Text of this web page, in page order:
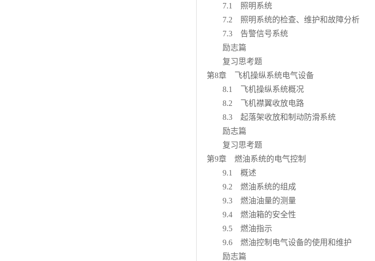
7.1 照明系统
7.2 照明系统的检查、维护和故障分析
7.3 告警信号系统
励志篇
复习思考题
第8章 飞机操纵系统电气设备
8.1 飞机操纵系统概况
8.2 飞机襟翼收放电路
8.3 起落架收放和制动防滑系统
励志篇
复习思考题
第9章 燃油系统的电气控制
9.1 概述
9.2 燃油系统的组成
9.3 燃油油量的测量
9.4 燃油箱的安全性
9.5 燃油指示
9.6 燃油控制电气设备的使用和维护
励志篇